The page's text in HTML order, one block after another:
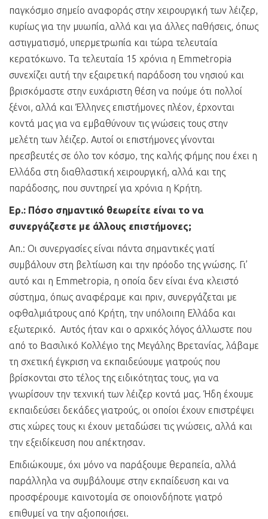
παγκόσμιο σημείο αναφοράς στην χειρουργική των λέιζερ,
κυρίως για την μυωπία, αλλά και για άλλες παθήσεις, όπως
αστιγματισμό, υπερμετρωπία και τώρα τελευταία
κερατόκωνο. Τα τελευταία 15 χρόνια η Emmetropia
συνεχίζει αυτή την εξαιρετική παράδοση του νησιού και
βρισκόμαστε στην ευχάριστη θέση να πούμε ότι πολλοί
ξένοι, αλλά και Έλληνες επιστήμονες πλέον, έρχονται
κοντά μας για να εμβαθύνουν τις γνώσεις τους στην
μελέτη των λέιζερ. Αυτοί οι επιστήμονες γίνονται
πρεσβευτές σε όλο τον κόσμο, της καλής φήμης που έχει η
Ελλάδα στη διαθλαστική χειρουργική, αλλά και της
παράδοσης, που συντηρεί για χρόνια η Κρήτη.
Ερ.: Πόσο σημαντικό θεωρείτε είναι το να
συνεργάζεστε με άλλους επιστήμονες;
Απ.: Οι συνεργασίες είναι πάντα σημαντικές γιατί
συμβάλουν στη βελτίωση και την πρόοδο της γνώσης. Γι’
αυτό και η Emmetropia, η οποία δεν είναι ένα κλειστό
σύστημα, όπως αναφέραμε και πριν, συνεργάζεται με
οφθαλμιάτρους από Κρήτη, την υπόλοιπη Ελλάδα και
εξωτερικό. Αυτός ήταν και ο αρχικός λόγος άλλωστε που
από το Βασιλικό Κολλέγιο της Μεγάλης Βρετανίας, λάβαμε
τη σχετική έγκριση να εκπαιδεύουμε γιατρούς που
βρίσκονται στο τέλος της ειδικότητας τους, για να
γνωρίσουν την τεχνική των λέιζερ κοντά μας. Ήδη έχουμε
εκπαιδεύσει δεκάδες γιατρούς, οι οποίοι έχουν επιστρέψει
στις χώρες τους κι έχουν μεταδώσει τις γνώσεις, αλλά και
την εξειδίκευση που απέκτησαν.
Επιδιώκουμε, όχι μόνο να παράξουμε θεραπεία, αλλά
παράλληλα να συμβάλουμε στην εκπαίδευση και να
προσφέρουμε καινοτομία σε οποιονδήποτε γιατρό
επιθυμεί να την αξιοποιήσει.